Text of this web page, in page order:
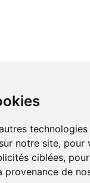
notre site, pour
ciblées,
de